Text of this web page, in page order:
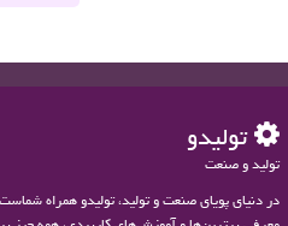
تولیدو
تولید و صنعت
در دنیای پویای صنعت و تولید، تولیدو همراه